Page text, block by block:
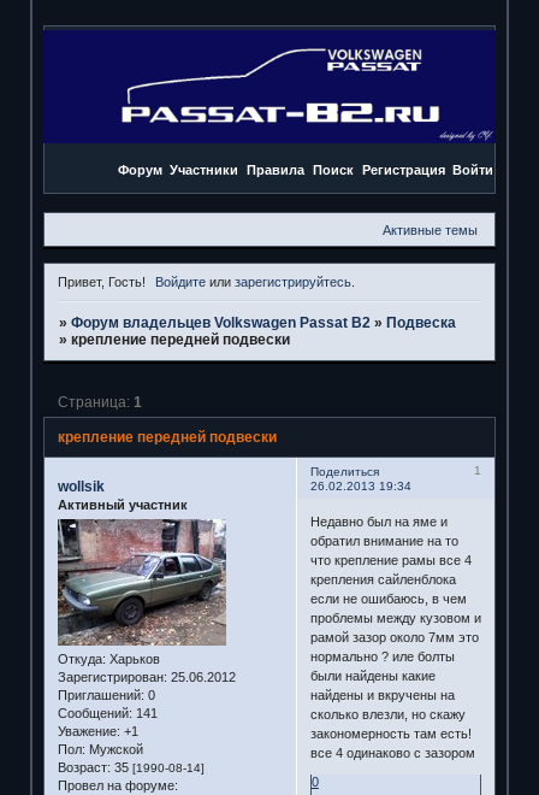
Форум Участники Правила Поиск Регистрация Войти
Активные темы
Привет, Гость! Войдите илизарегистрируйтесь
» Форум владельцев Volkswagen Passat B2 » Подвеска
» крепление передней подвески
крепление передней подвески
Страница: 1
Поделиться
1
26.02.2013 19:34
wollsik
Активный участник
Откуда: Харьков
Зарегистрирован: 25.06.2012
Приглашений: 0
Сообщений: 141
Уважение: +1
Пол: Мужской
Возраст: 35 [1990-08-14]
Провел на форуме:
Недавно был на яме и
обратил внимание на то
что крепление рамы все 4
крепления сайленблока
если не ошибаюсь, в чем
проблемы между кузовом и
рамой зазор около 7мм это
нормально ? иле болты
были найдены какие
найдены и вкручены на
сколько влезли, но скажу
закономерность там есть!
все 4 одинаково с зазором
0